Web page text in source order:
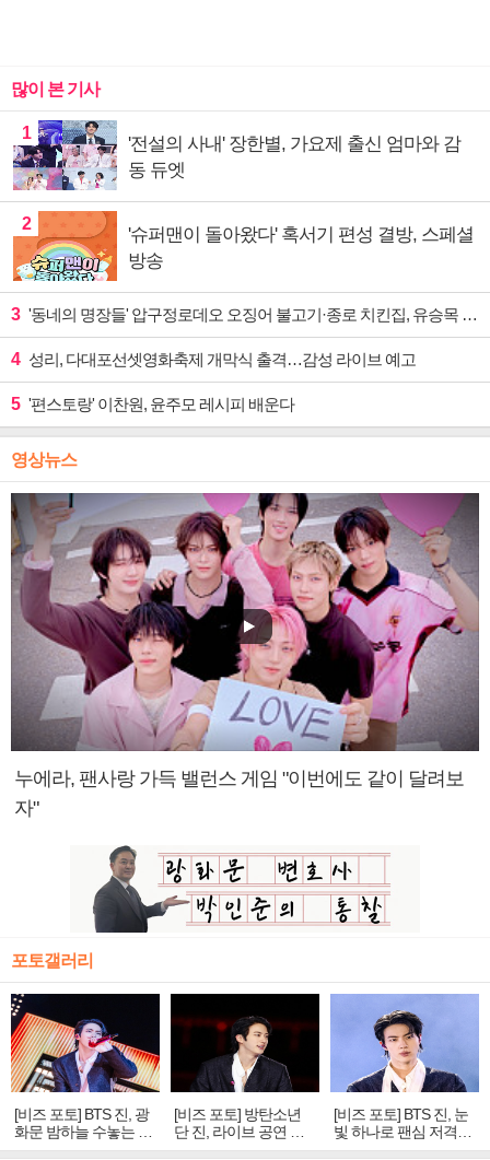
많이 본 기사
1
'전설의 사내' 장한별, 가요제 출신 엄마와 감
동 듀엣
2
'슈퍼맨이 돌아왔다' 혹서기 편성 결방, 스페셜
방송
3 '동네의 명장들' 압구정로데오 오징어 불고기·종로 치킨집, 유승목 입맛 저격
4 성리, 다대포선셋영화축제 개막식 출격…감성 라이브 예고
5 '편스토랑' 이찬원, 윤주모 레시피 배운다
영상뉴스
누에라, 팬사랑 가득 밸런스 게임 "이번에도 같이 달려보
자"
포토갤러리
[비즈 포토] BTS 진, 광
화문 밤하늘 수놓는 '비
주얼 킹'의 열창
[비즈 포토] 방탄소년
단 진, 라이브 공연 중
빛나는 독보적 아우라
[비즈 포토] BTS 진, 눈
빛 하나로 팬심 저격…
독보적 카리스마